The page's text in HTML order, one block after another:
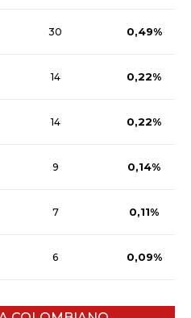
30 0,49%
14 0,22%
14 0,22%
9 0,14%
7 0,11%
6 0,09%